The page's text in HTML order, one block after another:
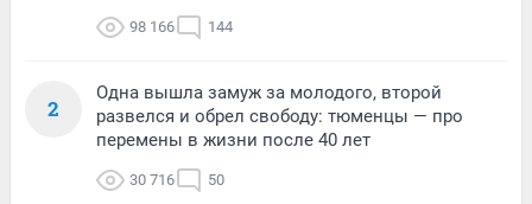
98 166 144
2
Одна вышла замуж за молодого, второй
развелся и обрел свободу: тюменцы — про
перемены в жизни после 40 лет
30 716 50